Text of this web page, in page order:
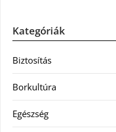
Kategóriák
Biztosítás
Borkultúra
Egészség